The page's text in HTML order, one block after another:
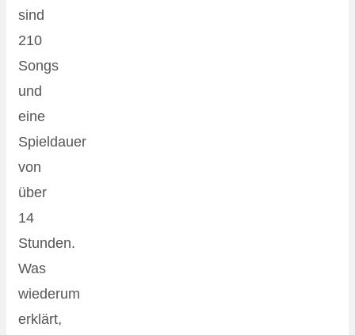
sind
210
Songs
und
eine
Spieldauer
von
über
14
Stunden.
Was
wiederum
erklärt,